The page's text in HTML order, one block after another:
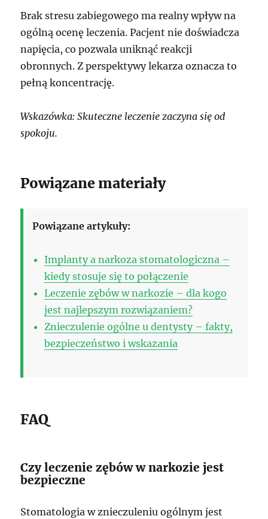
Brak stresu zabiegowego ma realny wpływ na
ogólną ocenę leczenia. Pacjent nie doświadcza
napięcia, co pozwala uniknąć reakcji
obronnych. Z perspektywy lekarza oznacza to
pełną koncentrację.
Wskazówka: Skuteczne leczenie zaczyna się od
spokoju.
Powiązane materiały
Powiązane artykuły:
Implanty a narkoza stomatologiczna –
kiedy stosuje się to połączenie
Leczenie zębów w narkozie – dla kogo
jest najlepszym rozwiązaniem?
Znieczulenie ogólne u dentysty – fakty,
bezpieczeństwo i wskazania
FAQ
Czy leczenie zębów w narkozie jest
bezpieczne
Stomatologia w znieczuleniu ogólnym jest